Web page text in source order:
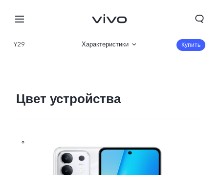
Y29 Характеристики Купить
Цвет устройства